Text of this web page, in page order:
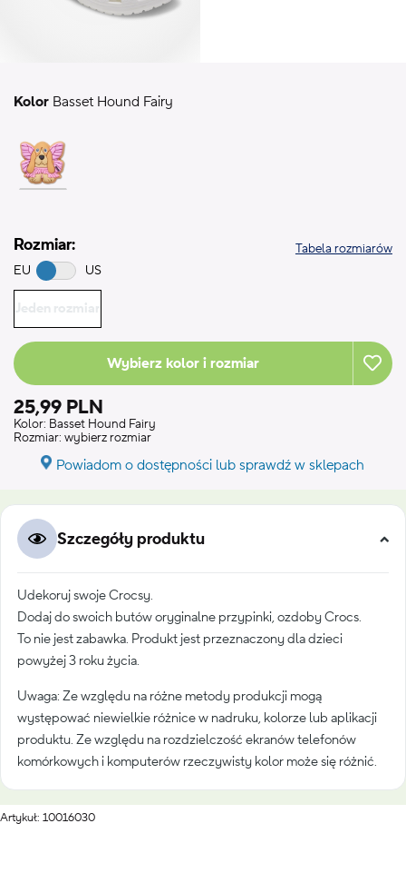
Kolor Basset Hound Fairy
Rozmiar:
EU US
Tabela rozmiarów
Jeden rozmiar
Wybierz kolor i rozmiar
25,99 PLN
Kolor: Basset Hound Fairy
Rozmiar: wybierz rozmiar
Powiadom o dostępności lub sprawdź w sklepach
Szczegóły produktu
Udekoruj swoje Crocsy.
Dodaj do swoich butów oryginalne przypinki, ozdoby Crocs.
To nie jest zabawka. Produkt jest przeznaczony dla dzieci
powyżej 3 roku życia.
Uwaga: Ze względu na różne metody produkcji mogą
występować niewielkie różnice w nadruku, kolorze lub aplikacji
produktu. Ze względu na rozdzielczość ekranów telefonów
komórkowych i komputerów rzeczywisty kolor może się różnić.
Artykuł: 10016030